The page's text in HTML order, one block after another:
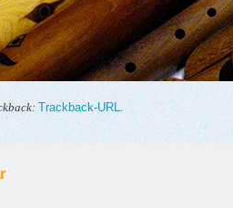
Trackback-URL.